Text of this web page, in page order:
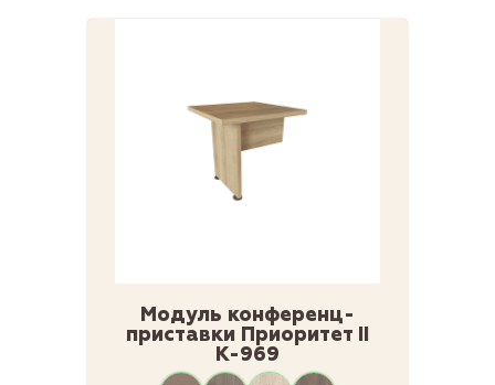
Модуль конференц-
приставки Приоритет II
К-969